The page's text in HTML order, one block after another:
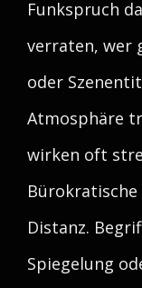
Funkspruch
verraten, wer
oder
Atmosphäre
wirken oft
Distanz.
Spiegelung